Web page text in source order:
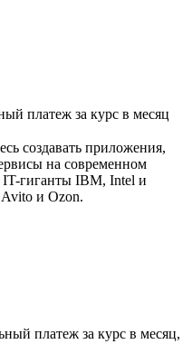
платеж за курс в месяц
создавать приложения,
на современном
IT-гиганты IBM, Intel и
и Ozon.
платеж за курс в месяц,